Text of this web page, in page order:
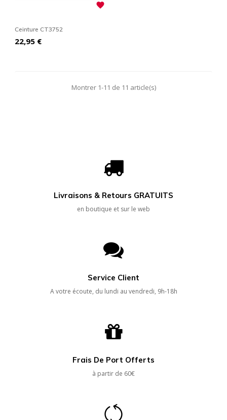

Ceinture CT3752
Prix
22,95 €
Montrer 1-11 de 11 article(s)
Livraisons & Retours GRATUITS
en boutique et sur le web
Service Client
A votre écoute, du lundi au vendredi, 9h-18h
Frais De Port Offerts
à partir de 60€